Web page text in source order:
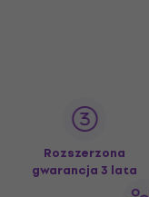
Rozszerzona
gwarancja 3 lata